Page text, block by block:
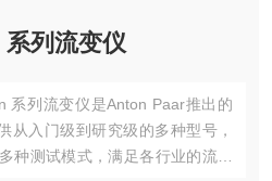
列流变仪
系列流变仪是Anton Paar推出的
从入门级到研究级的多种型号，
种测试模式，满足各行业的流变